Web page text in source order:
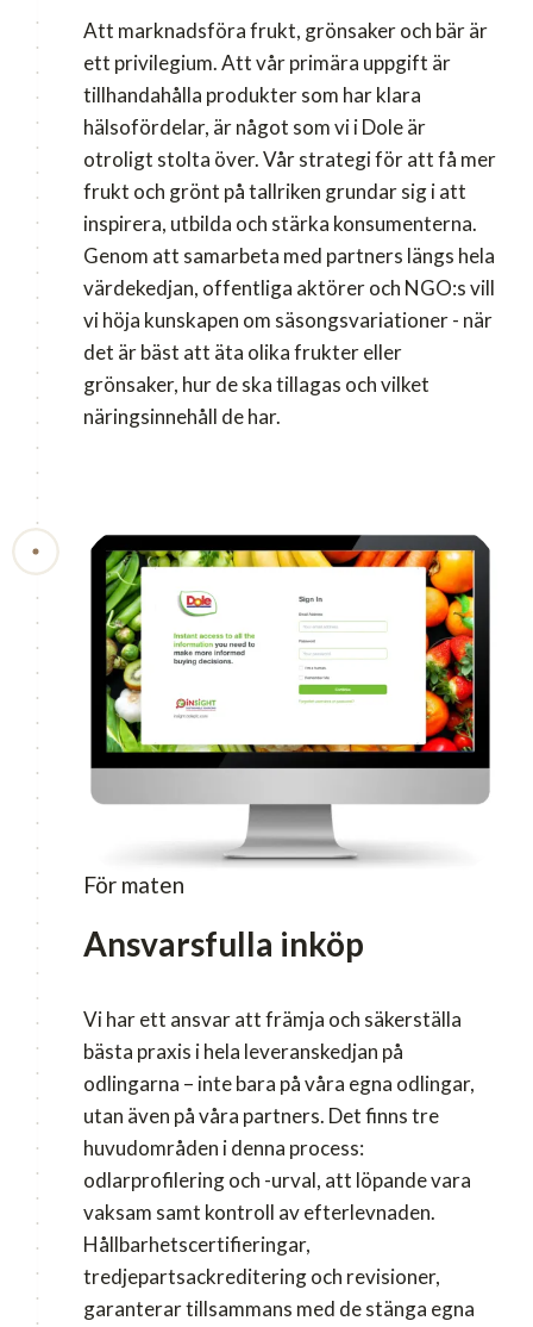
Att marknadsföra frukt, grönsaker och bär är
ett privilegium. Att vår primära uppgift är
tillhandahålla produkter som har klara
hälsofördelar, är något som vi i Dole är
otroligt stolta över. Vår strategi för att få mer
frukt och grönt på tallriken grundar sig i att
inspirera, utbilda och stärka konsumenterna.
Genom att samarbeta med partners längs hela
värdekedjan, offentliga aktörer och NGO:s vill
vi höja kunskapen om säsongsvariationer - när
det är bäst att äta olika frukter eller
grönsaker, hur de ska tillagas och vilket
näringsinnehåll de har.
För maten
Ansvarsfulla inköp
Vi har ett ansvar att främja och säkerställa
bästa praxis i hela leveranskedjan på
odlingarna – inte bara på våra egna odlingar,
utan även på våra partners. Det finns tre
huvudområden i denna process:
odlarprofilering och -urval, att löpande vara
vaksam samt kontroll av efterlevnaden.
Hållbarhetscertifieringar,
tredjepartsackreditering och revisioner,
garanterar tillsammans med de stänga egna